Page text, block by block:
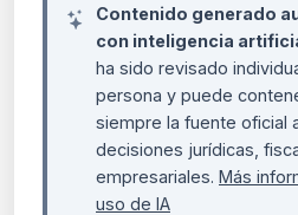
Contenido generado
con inteligencia
ha sido revisado
persona y puede
siempre la fuente oficial
decisiones jurídicas,
empresariales. Más
uso de IA